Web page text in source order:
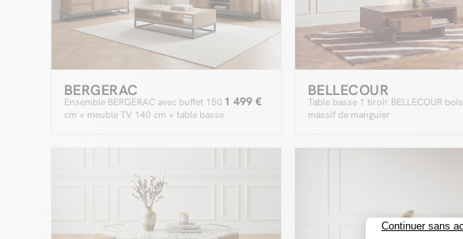
BERGERAC
Ensemble BERGERAC avec buffet 150
cm + meuble TV 140 cm + table basse
1 499 €
BELLECOUR
Table basse 1 tiroir BELLECOUR bois
massif de manguier